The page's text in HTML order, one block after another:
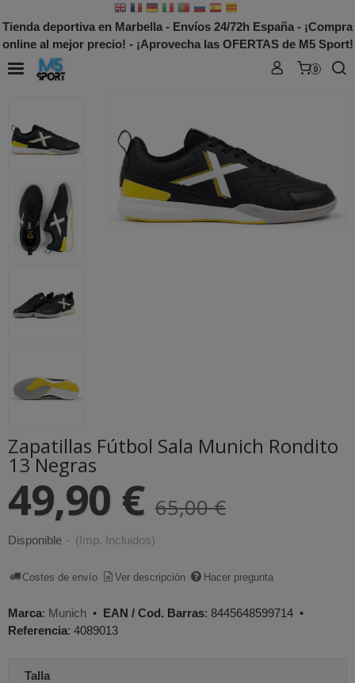
Tienda deportiva en Marbella - Envíos 24/72h España - ¡Compra
online al mejor precio! - ¡Aprovecha las OFERTAS de M5 Sport!
0
Zapatillas Fútbol Sala Munich Rondito
13 Negras
49,90 € 65,00 €
Disponible - (Imp. Incluidos)
Costes de envío Ver descripción Hacer pregunta
Marca: Munich • EAN / Cod. Barras: 8445648599714 •
Referencia: 4089013
Talla